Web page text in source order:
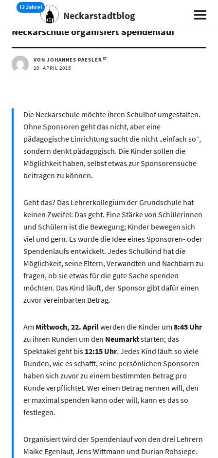
Neckarstadtblog
AKTUELLES
Neckarschule organisiert Spendenlauf
VON JOHANNES PAESLER
20. APRIL 2015
Die Neckarschule möchte ihren Schulhof umgestalten.
Ohne Sponsoren geht das nicht, aber eine
pädagogische Einrichtung sucht die nicht „einfach so“,
sondern denkt pädagogisch. Die Kinder sollen die
Möglichkeit haben, selbst etwas zur Sponsorensuche
beitragen zu können.
Geht das? Das Lehrerkollegium der Grundschule hat
keinen Zweifel: Das geht. Eine Stärke von Schülerinnen
und Schülern ist die Bewegung; Kinder bewegen sich
viel und gern. Es wurde die Idee eines Sponsoren- oder
Spendenlaufs entwickelt. Jedes Schulkind hat die
Möglichkeit, seine Eltern, Verwandten und Nachbarn zu
fragen, ob sie etwas für die gute Sache spenden
möchten. Das Kind läuft, der Sponsor gibt dafür einen
zuvor vereinbarten Betrag.
Am Mittwoch, 22. Aprilwerden die Kinder um 8:45 Uhr
zu ihren Runden um den Neumarktstarten; das
Spektakel geht bis 12:15 Uhr. Jedes Kind läuft so viele
Runden, wie es schafft, seine persönlichen Sponsoren
haben sich zuvor zu einem bestimmten Betrag pro
Runde verpflichtet. Wer einen Betrag nennen will, den
er maximal spenden kann oder will, kann es das so
festlegen.
Organisiert wird der Spendenlauf von den drei Lehrern
Maike Egenlauf, Jens Wittmann und Durian Rohsiepe.